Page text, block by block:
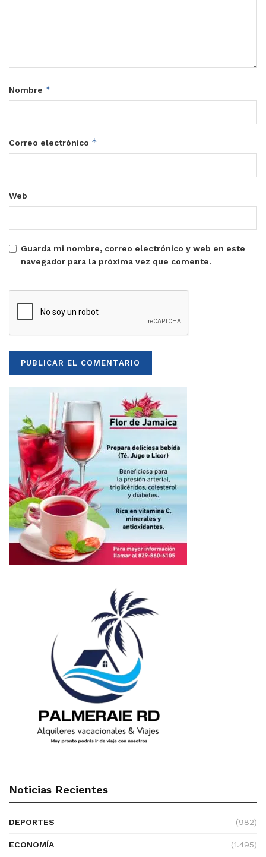
Nombre *
Correo electrónico *
Web
Guarda mi nombre, correo electrónico y web en este
navegador para la próxima vez que comente.
Noticias Recientes
DEPORTES (982)
ECONOMÍA (1.495)